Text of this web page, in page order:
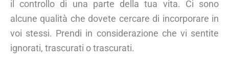
il controllo di una parte della tua vita. Ci sono
alcune qualità che dovete cercare di incorporare in
voi stessi. Prendi in considerazione che vi sentite
ignorati, trascurati o trascurati.